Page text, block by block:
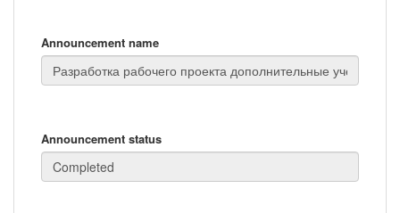
Announcement name
Announcement status